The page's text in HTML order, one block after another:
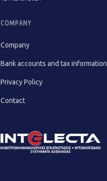
COMPANY
Company
Bank accounts and tax information
Privacy Policy
Contact